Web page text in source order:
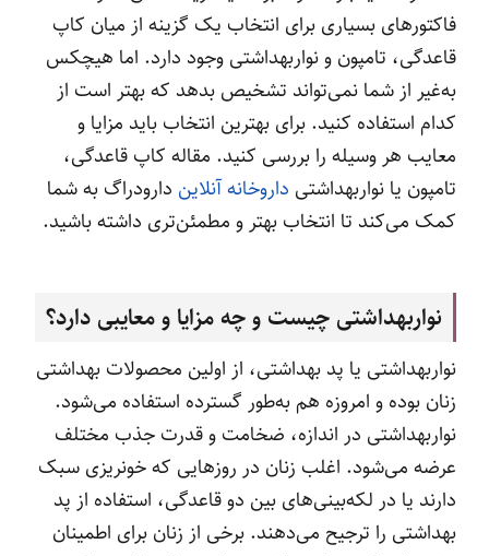
فاکتورهای بسیاری برای انتخاب یک گزینه از میان کاپ
قاعدگی، تامپون و نواربهداشتی وجود دارد. اما هیچکس
به‌غیر از شما نمی‌تواند تشخیص بدهد که بهتر است از
کدام استفاده کنید. برای بهترین انتخاب باید مزایا و
معایب هر وسیله را بررسی کنید. مقاله کاپ قاعدگی،
تامپون یا نواربهداشتی داروخانه آنلاین دارودراگ به شما
کمک می‌کند تا انتخاب بهتر و مطمئن‌تری داشته باشید.
نواربهداشتی چیست و چه مزایا و معایبی دارد؟
نواربهداشتی یا پد بهداشتی، از اولین محصولات بهداشتی
زنان بوده و امروزه هم به‌طور گسترده استفاده می‌شود.
نواربهداشتی در اندازه، ضخامت و قدرت جذب‌ مختلف
عرضه می‌شود. اغلب زنان در روزهایی که خونریزی سبک
دارند یا در لکه‌بینی‌های بین دو قاعدگی، استفاده از پد
بهداشتی را ترجیح می‌دهند. برخی از زنان برای اطمینان